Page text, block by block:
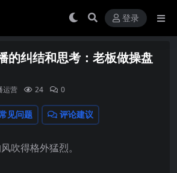
登录
的纠结和思考：老板做操盘
运营 24 0
见问题 评论建议
吹得格外猛烈。